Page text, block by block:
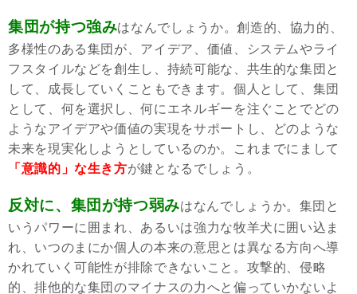
集団が持つ強みはなんでしょうか。創造的、協力的、
多様性のある集団が、アイデア、価値、システムやライ
フスタイルなどを創生し、持続可能な、共生的な集団と
して、成長していくこともできます。個人として、集団
として、何を選択し、何にエネルギーを注ぐことでどの
ようなアイデアや価値の実現をサポートし、どのような
未来を現実化しようとしているのか。これまでにまして
「意識的」な生き方が鍵となるでしょう。
反対に、集団が持つ弱みはなんでしょうか。集団と
いうパワーに囲まれ、あるいは強力な牧羊犬に囲い込ま
れ、いつのまにか個人の本来の意思とは異なる方向へ導
かれていく可能性が排除できないこと。攻撃的、侵略
的、排他的な集団のマイナスの力へと偏っていかないよ